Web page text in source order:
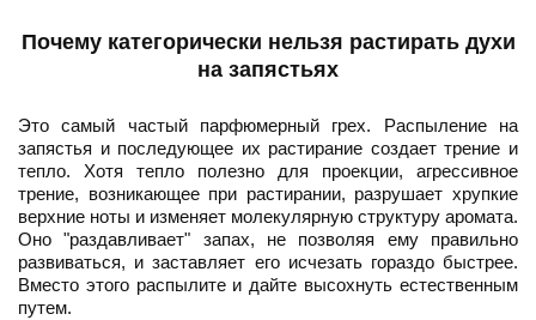
Почему категорически нельзя растирать духи
на запястьях
Это самый частый парфюмерный грех. Распыление на
запястья и последующее их растирание создает трение и
тепло. Хотя тепло полезно для проекции, агрессивное
трение, возникающее при растирании, разрушает хрупкие
верхние ноты и изменяет молекулярную структуру аромата.
Оно "раздавливает" запах, не позволяя ему правильно
развиваться, и заставляет его исчезать гораздо быстрее.
Вместо этого распылите и дайте высохнуть естественным
путем.